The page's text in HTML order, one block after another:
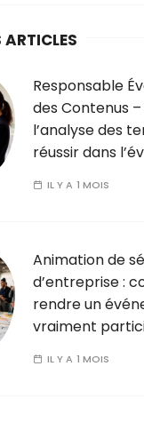
ARTICLES
Responsable
des Contenus
l’analyse des
réussir dans
IL Y A 1 MOIS
Animation de
d’entreprise :
rendre un
vraiment
IL Y A 1 MOIS